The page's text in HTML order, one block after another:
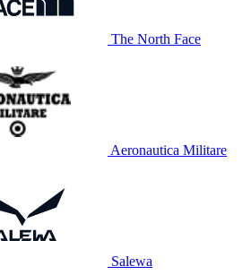
The North Face
Aeronautica Militare
Salewa